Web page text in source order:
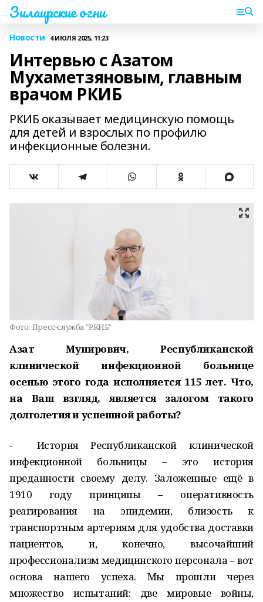
Зилаирские огни
Новости 4 ИЮЛЯ 2025, 11:23
Интервью с Азатом
Мухаметзяновым, главным
врачом РКИБ
РКИБ оказывает медицинскую помощь
для детей и взрослых по профилю
инфекционные болезни.
Фото: Пресс-служба "РКИБ"
Азат Мунирович, Республиканской
клинической инфекционной больнице
осенью этого года исполняется 115 лет. Что,
на Ваш взгляд, является залогом такого
долголетия и успешной работы?
- История Республиканской клинической
инфекционной больницы – это история
преданности своему делу. Заложенные ещё в
1910 году принципы – оперативность
реагирования на эпидемии, близость к
транспортным артериям для удобства доставки
пациентов, и, конечно, высочайший
профессионализм медицинского персонала – вот
основа нашего успеха. Мы прошли через
множество испытаний: две мировые войны,